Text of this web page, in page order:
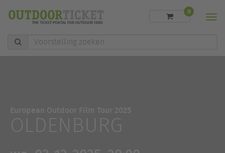
Voorstelling
zoeken
0